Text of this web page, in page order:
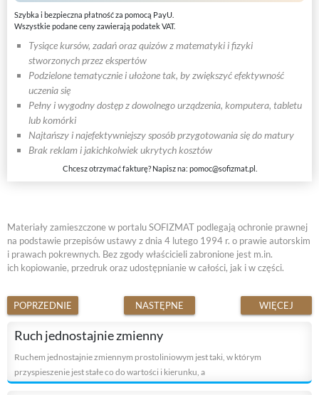
Szybka i bezpieczna płatność za pomocą PayU.
Wszystkie podane ceny zawierają podatek VAT.
Tysiące kursów, zadań oraz quizów z matematyki i fizyki
stworzonych przez ekspertów
Podzielone tematycznie i ułożone tak, by zwiększyć efektywność
uczenia się
Pełny i wygodny dostęp z dowolnego urządzenia, komputera, tabletu
lub komórki
Najtańszy i najefektywniejszy sposób przygotowania się do matury
Brak reklam i jakichkolwiek ukrytych kosztów
Chcesz otrzymać fakturę? Napisz na: pomoc@sofizmat.pl
Materiały zamieszczone w portalu SOFIZMAT podlegają ochronie prawnej
na podstawie przepisów ustawy z dnia 4 lutego 1994 r. o prawie autorskim
i prawach pokrewnych. Bez zgody właścicieli zabronione jest m.in.
ich kopiowanie, przedruk oraz udostępnianie w całości, jak i w części.
POPRZEDNIE NASTĘPNE WIĘCEJ
Ruch jednostajnie zmienny
Ruchem jednostajnie zmiennym prostoliniowym jest taki, w którym
przyspieszenie jest stałe co do wartości i kierunku, a